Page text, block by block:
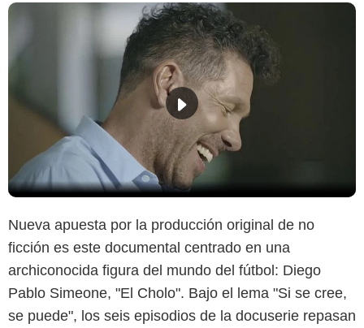
Nueva apuesta por la producción original de no
ficción es este documental centrado en una
archiconocida figura del mundo del fútbol: Diego
Pablo Simeone, "El Cholo". Bajo el lema "Si se cree,
se puede", los seis episodios de la docuserie repasan